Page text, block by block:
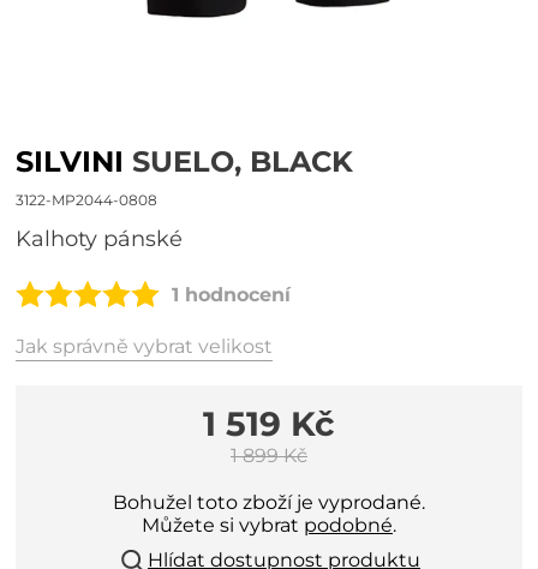
SILVINI SUELO, BLACK
3122-MP2044-0808
Kalhoty pánské
1 hodnocení
Jak správně vybrat velikost
1 519 Kč
1 899 Kč
Bohužel toto zboží je vyprodané.
Můžete si vybrat podobné.
Hlídat dostupnost produktu